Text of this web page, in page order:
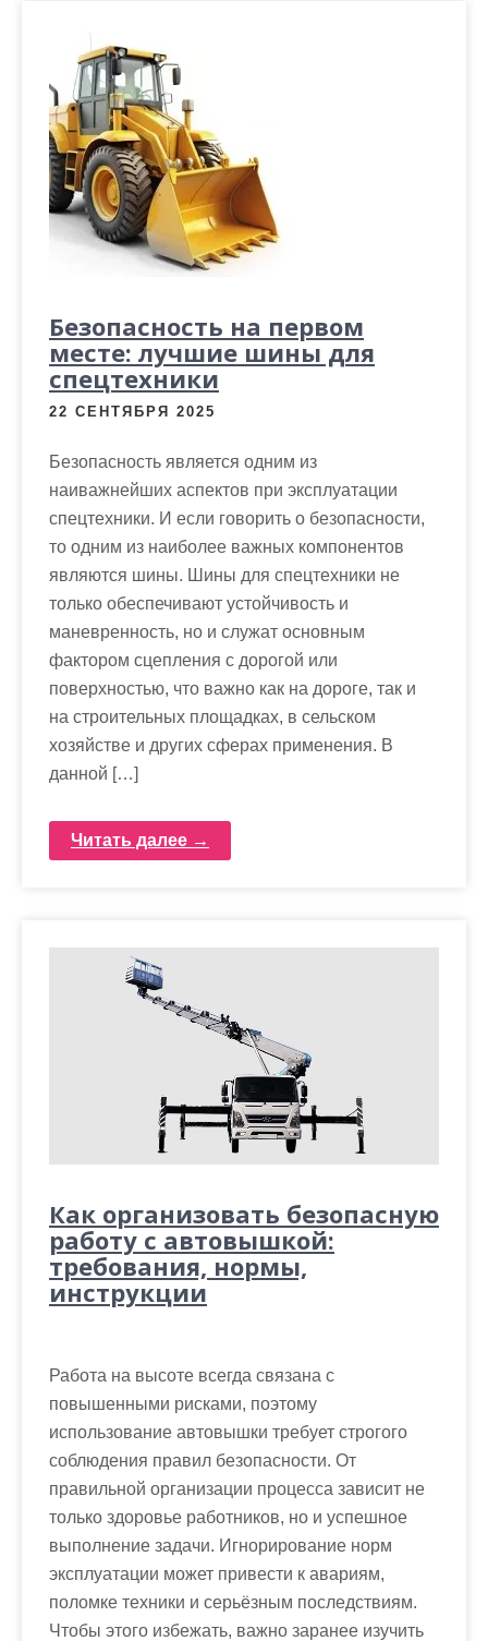
Безопасность на первом
месте: лучшие шины для
спецтехники
22 СЕНТЯБРЯ 2025
Безопасность является одним из
наиважнейших аспектов при эксплуатации
спецтехники. И если говорить о безопасности,
то одним из наиболее важных компонентов
являются шины. Шины для спецтехники не
только обеспечивают устойчивость и
маневренность, но и служат основным
фактором сцепления с дорогой или
поверхностью, что важно как на дороге, так и
на строительных площадках, в сельском
хозяйстве и других сферах применения. В
данной […]
Читать далее →
Как организовать безопасную
работу с автовышкой:
требования, нормы,
инструкции
Работа на высоте всегда связана с
повышенными рисками, поэтому
использование автовышки требует строгого
соблюдения правил безопасности. От
правильной организации процесса зависит не
только здоровье работников, но и успешное
выполнение задачи. Игнорирование норм
эксплуатации может привести к авариям,
поломке техники и серьёзным последствиям.
Чтобы этого избежать, важно заранее изучить